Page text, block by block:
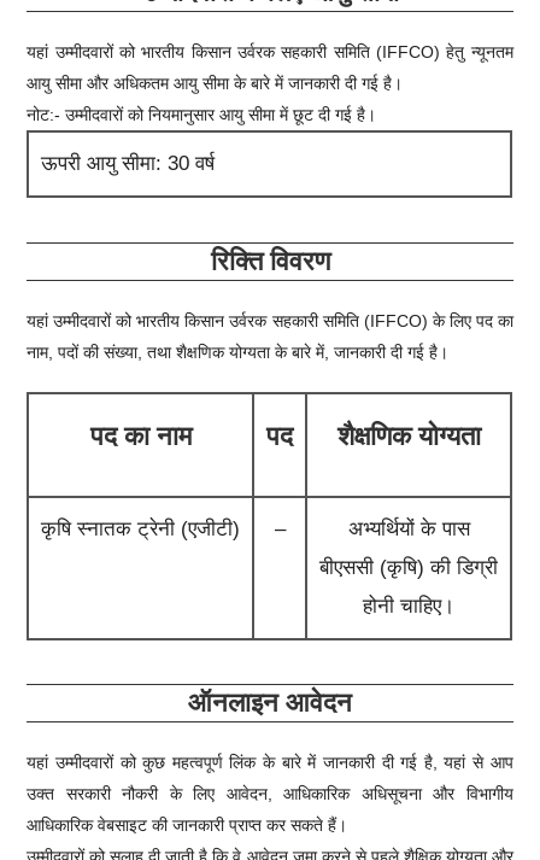
यहां उम्मीदवारों कोभारतीय किसान उर्वरक सहकारी समिति (IFFCO)हेतु न्यूनतम
आयु सीमा और अधिकतम आयु सीमा के बारे में जानकारी दी गई है।
नोट:- उम्मीदवारों को नियमानुसार आयु सीमा में छूट दी गई है।
ऊपरी आयु सीमा: 30 वर्ष
रिक्ति विवरण
यहां उम्मीदवारों कोभारतीय किसान उर्वरक सहकारी समिति (IFFCO) के लिए पद का
नाम, पदों की संख्या, तथा शैक्षणिक योग्यता के बारे में, जानकारी दी गई है।
पद का नाम पद शैक्षणिक योग्यता
कृषि स्नातक ट्रेनी (एजीटी) –
अभ्यर्थियों के पास
बीएससी (कृषि) की डिग्री
होनी चाहिए।
ऑनलाइन आवेदन
यहां उम्मीदवारों को कुछ महत्वपूर्ण लिंक के बारे में जानकारी दी गई है, यहां से आप
उक्त सरकारी नौकरी के लिए आवेदन, आधिकारिक अधिसूचना और विभागीय
आधिकारिक वेबसाइट की जानकारी प्राप्त कर सकते हैं।